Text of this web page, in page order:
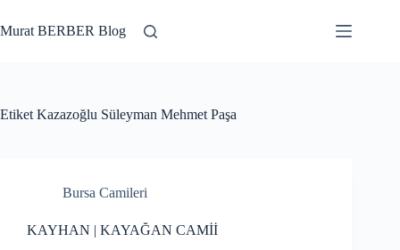
to
content
Murat BERBER Blog
Etiket Kazazoğlu Süleyman Mehmet Paşa
Bursa Camileri
KAYHAN | KAYAĞAN CAMİİ